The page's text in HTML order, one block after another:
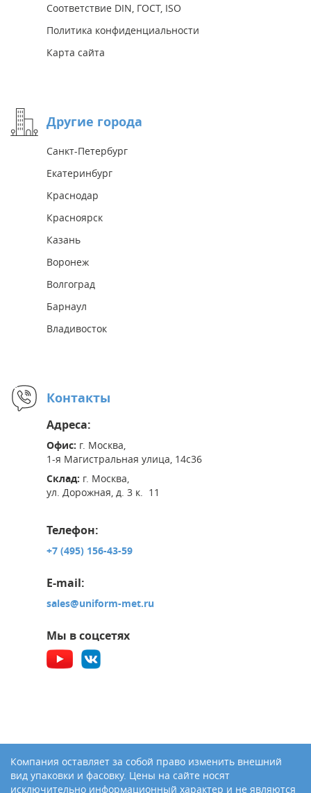
Соответствие DIN, ГОСТ, ISO
Политика конфиденциальности
Карта сайта
Другие города
Санкт-Петербург
Екатеринбург
Краснодар
Красноярск
Казань
Воронеж
Волгоград
Барнаул
Владивосток
Контакты
Адреса:
Офис: г. Москва,
1-я Магистральная улица, 14с36
Склад: г. Москва,
ул. Дорожная, д. 3 к. 11
Телефон:
+7 (495) 156-43-59
E-mail:
sales@uniform-met.ru
Мы в соцсетях
Компания оставляет за собой право изменить внешний
вид упаковки и фасовку. Цены на сайте носят
исключительно информационный характер и не являются